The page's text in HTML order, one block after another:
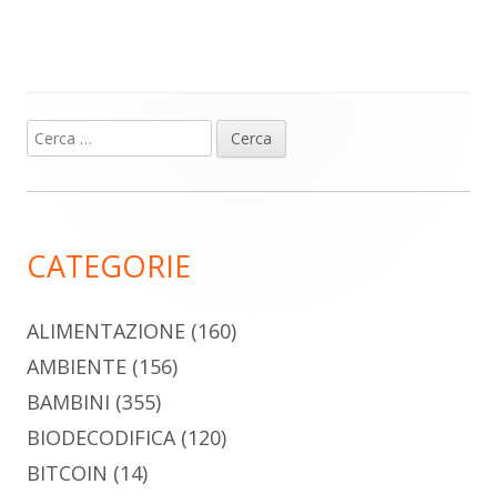
Barra
laterale
Ricerca
per:
CATEGORIE
ALIMENTAZIONE (160)
AMBIENTE (156)
BAMBINI (355)
BIODECODIFICA(120)
BITCOIN (14)